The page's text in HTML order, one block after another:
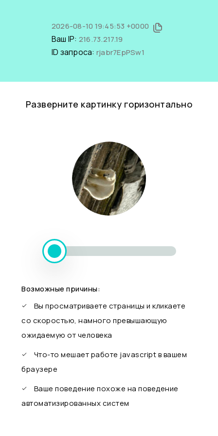
2026-08-10 19:45:53 +0000
Ваш IP: 216.73.217.19
ID запроса: rjabr7EpPSw1
Разверните картинку горизонтально
Возможные причины:
Вы просматриваете страницы и кликаете
со скоростью, намного превышающую
ожидаемую от человека
Что-то мешает работе javascript в вашем
браузере
Ваше поведение похоже на поведение
автоматизированных систем